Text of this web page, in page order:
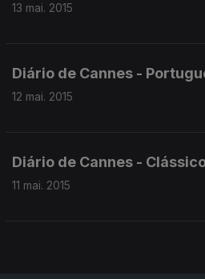
13 mai. 2015
Diário de Cannes -
12 mai. 2015
Diário de Cannes -
11 mai. 2015